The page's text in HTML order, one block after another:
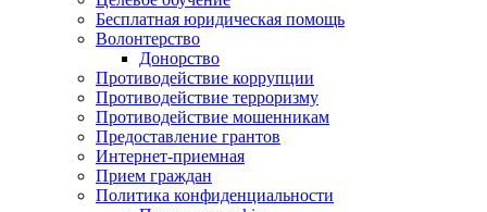
Бесплатная юридическая помощь
Волонтерство
Донорство
Противодействие коррупции
Противодействие терроризму
Противодействие мошенникам
Предоставление грантов
Интернет-приемная
Прием граждан
Политика конфиденциальности